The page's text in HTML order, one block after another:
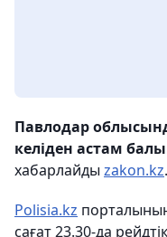
Павлодар
келіден астам
хабарлайды zakon.kz.
Polisia.kz
сағат 23.30-да